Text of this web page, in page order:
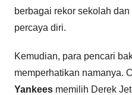
berbagai rekor sekolah
percaya diri.
Kemudian, para pencari
memperhatikan namanya.
Yankees memilih Derek